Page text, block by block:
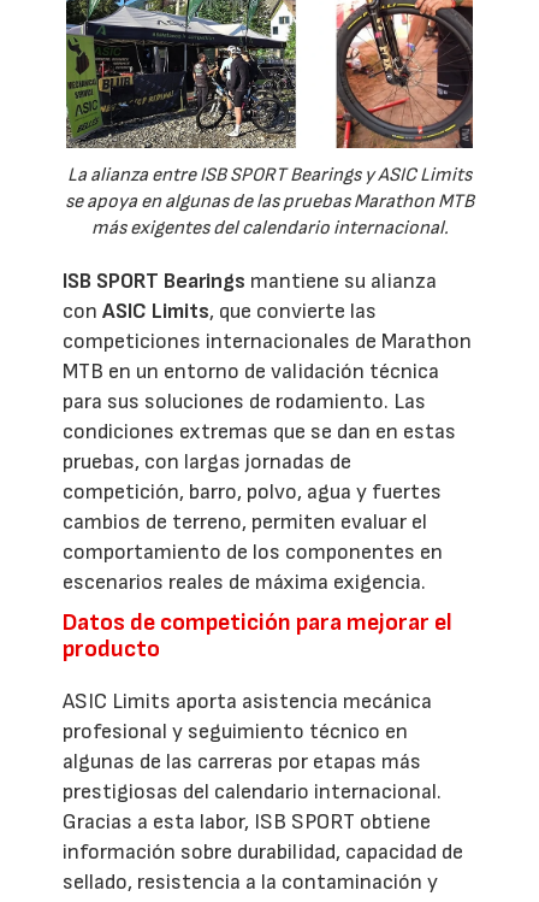
La alianza entre ISB SPORT Bearings y ASIC Limits
se apoya en algunas de las pruebas Marathon MTB
más exigentes del calendario internacional.
ISB SPORT Bearings mantiene su alianza
conASIC Limits, que convierte las
competiciones internacionales de Marathon
MTB en un entorno de validación técnica
para sus soluciones de rodamiento. Las
condiciones extremas que se dan en estas
pruebas, con largas jornadas de
competición, barro, polvo, agua y fuertes
cambios de terreno, permiten evaluar el
comportamiento de los componentes en
escenarios reales de máxima exigencia.
Datos de competición para mejorar el
producto
ASIC Limits aporta asistencia mecánica
profesional y seguimiento técnico en
algunas de las carreras por etapas más
prestigiosas del calendario internacional.
Gracias a esta labor, ISB SPORT obtiene
información sobre durabilidad, capacidad de
sellado, resistencia a la contaminación y